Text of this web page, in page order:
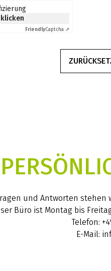
FriendlyCaptcha ⇗
und Antworten stehen
Büro ist Montag bis
Telefon:
E-Mail: